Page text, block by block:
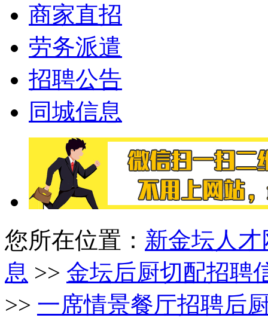
商家直招
劳务派遣
招聘公告
同城信息
您所在位置： 新金坛人才
息 >> 金坛后厨切配招聘
>> 一席情景餐厅招聘后